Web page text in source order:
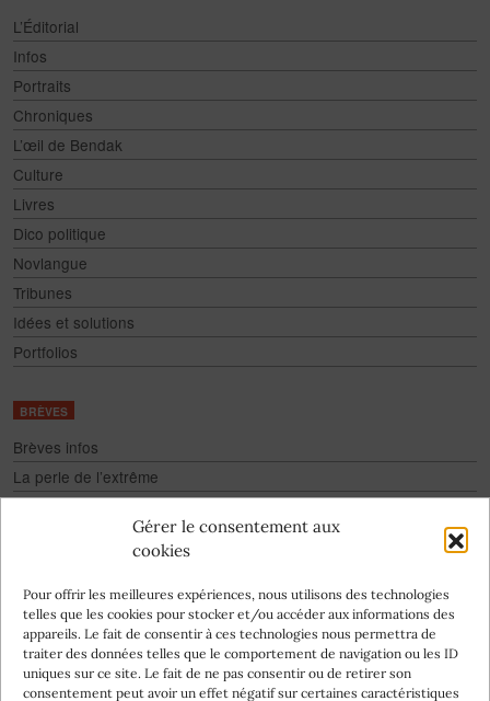
Gérer le consentement aux
cookies
Pour offrir les meilleures expériences, nous utilisons des technologies
telles que les cookies pour stocker et/ou accéder aux informations des
appareils. Le fait de consentir à ces technologies nous permettra de
traiter des données telles que le comportement de navigation ou les ID
uniques sur ce site. Le fait de ne pas consentir ou de retirer son
consentement peut avoir un effet négatif sur certaines caractéristiques
L’Éditorial
Infos
Portraits
Chroniques
L’œil de Bendak
Culture
Livres
Dico politique
Novlangue
Tribunes
Idées et solutions
Portfolios
BRÈVES
Brèves infos
La perle de l’extrême
Fake
Culture pour tous